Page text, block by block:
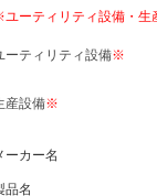
ーティリティ設備・生
ーティリティ設備※
産設備※
ーカー名
品名